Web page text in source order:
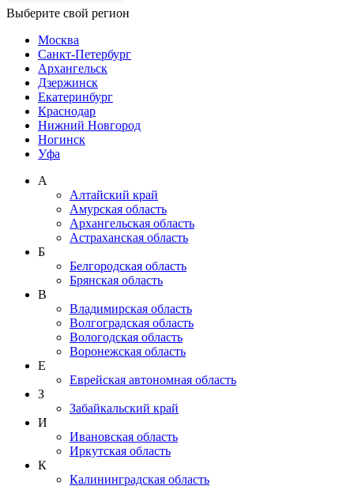
Выберите свой регион
Москва
Санкт-Петербург
Архангельск
Дзержинск
Екатеринбург
Краснодар
Нижний Новгород
Ногинск
Уфа
А
Алтайский край
Амурская область
Архангельская область
Астраханская область
Б
Белгородская область
Брянская область
В
Владимирская область
Волгоградская область
Вологодская область
Воронежская область
Е
Еврейская автономная область
З
Забайкальский край
И
Ивановская область
Иркутская область
К
Калининградская область